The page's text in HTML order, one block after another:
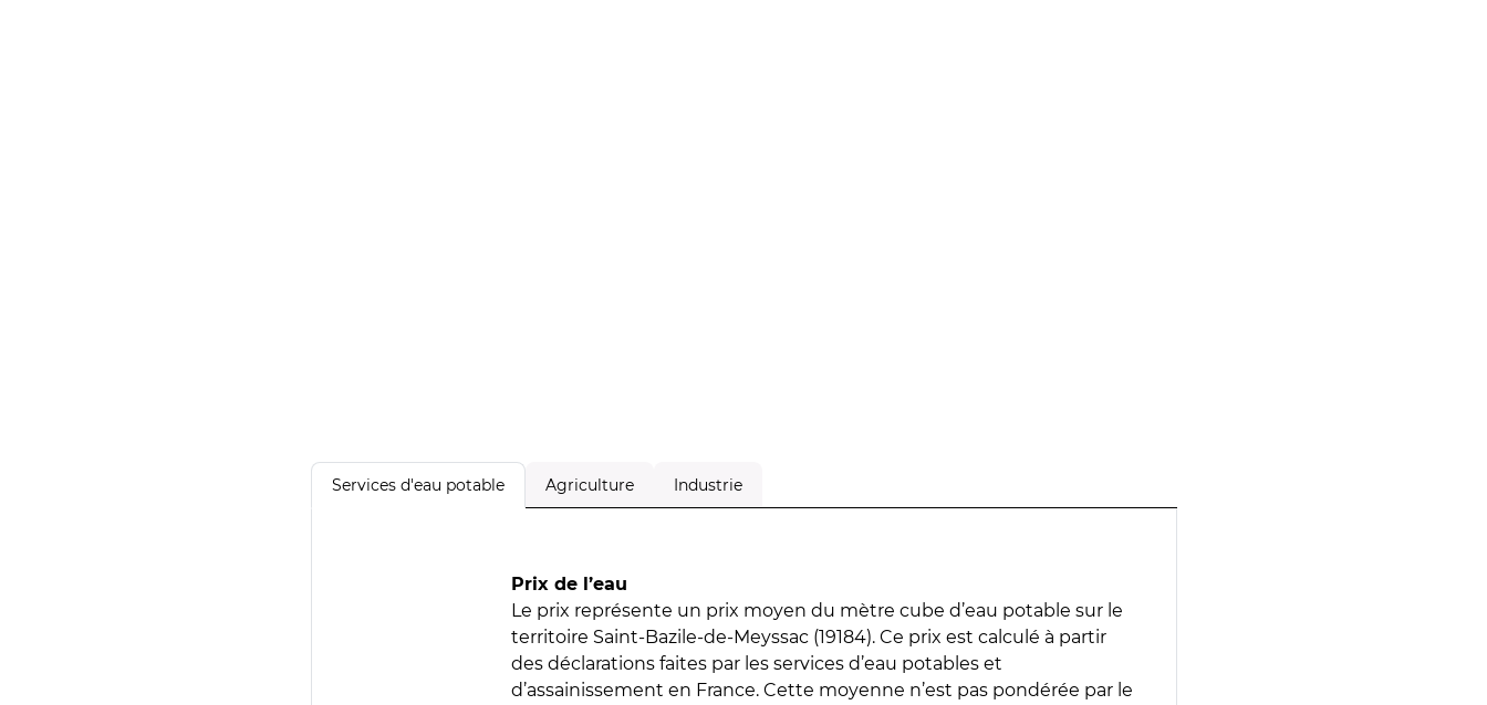
Services d'eau potable Agriculture Industrie
Prix de l’eau
Le prix représente un prix moyen du mètre cube d’eau potable sur le
territoire Saint-Bazile-de-Meyssac (19184). Ce prix est calculé à partir
des déclarations faites par les services d’eau potables et
d’assainissement en France. Cette moyenne n’est pas pondérée par le